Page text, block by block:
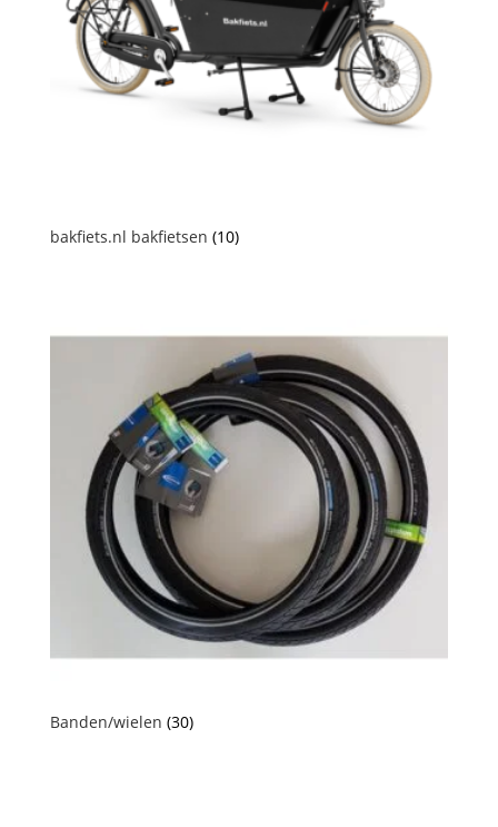
bakfiets.nl bakfietsen (10)
Banden/wielen (30)